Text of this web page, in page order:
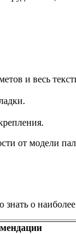
и весь
от модели
о